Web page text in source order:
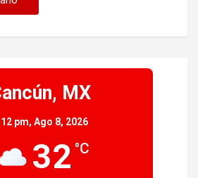
MX
pm, Ago 8, 2026
32 °C